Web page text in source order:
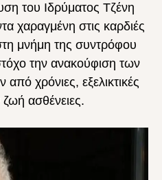
του Ιδρύματος Τζένη
χαραγμένη στις καρδιές
μνήμη της συντρόφου
την ανακούφιση των
χρόνιες, εξελικτικές
ζωή ασθένειες.